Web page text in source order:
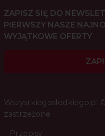
ZAPISZ SIĘ DO
PIERWSZY NASZE
WYJĄTKOWE OFERTY
Wszystkiegoslodkiego.pl
zastrzeżone
Przepisy